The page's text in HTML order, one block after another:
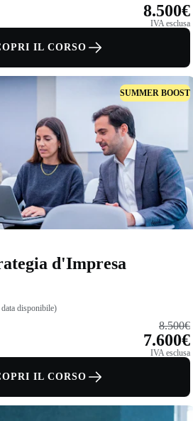
8.500€
IVA esclusa
IL CORSO
SUMMER BOOST
d'Impresa
disponibile)
8.500€
7.600€
IVA esclusa
IL CORSO